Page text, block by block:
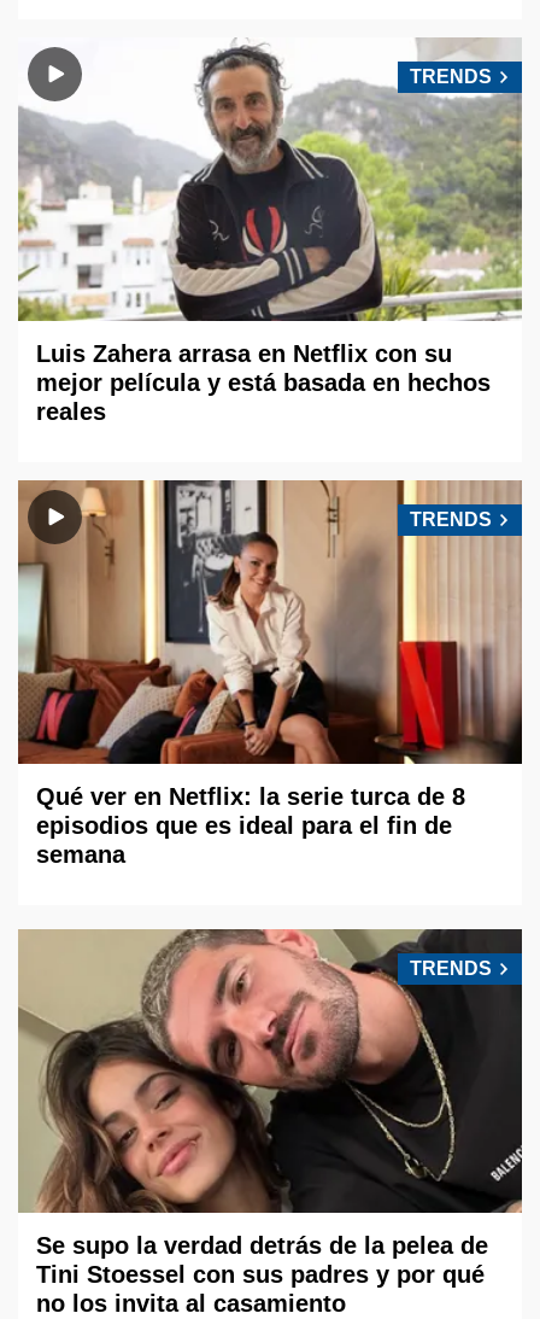
TRENDS
Luis Zahera arrasa en Netflix con su
mejor película y está basada en hechos
reales
TRENDS
Qué ver en Netflix: la serie turca de 8
episodios que es ideal para el fin de
semana
TRENDS
Se supo la verdad detrás de la pelea de
Tini Stoessel con sus padres y por qué
no los invita al casamiento